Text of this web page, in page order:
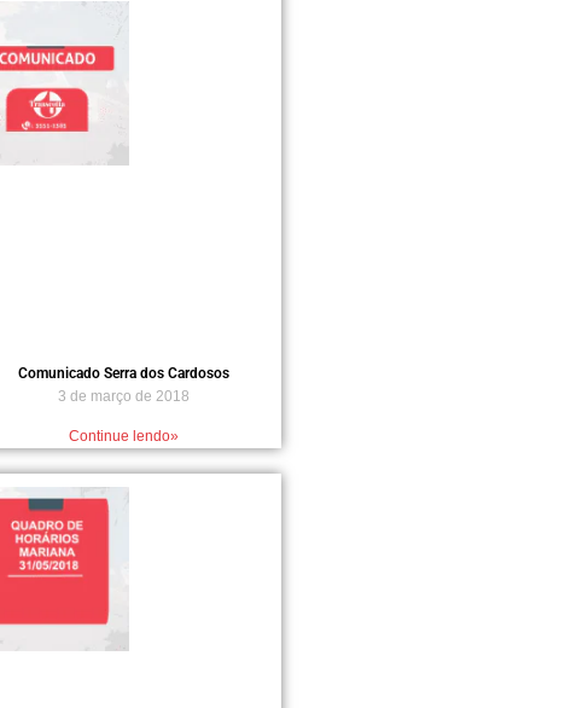
Comunicado Serra dos Cardosos
3 de março de 2018
Continue lendo»